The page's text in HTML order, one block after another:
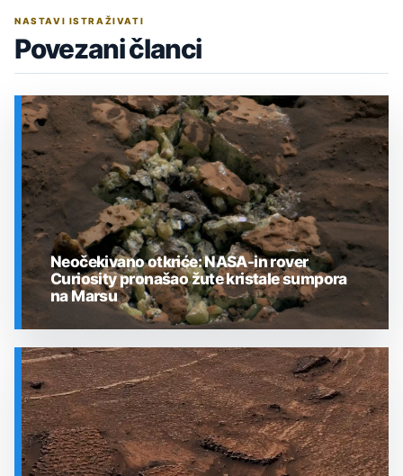
NASTAVI ISTRAŽIVATI
Povezani članci
SVEMIR
Neočekivano otkriće: NASA-in rover
Curiosity pronašao žute kristale sumpora
na Marsu